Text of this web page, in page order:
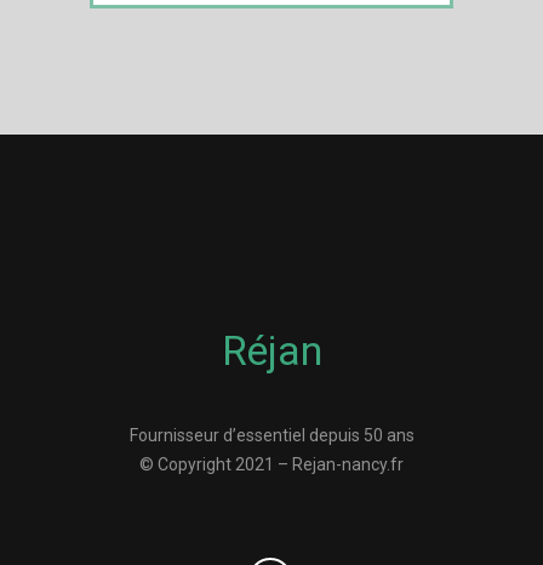
Réjan
Fournisseur d’essentiel depuis 50 ans
© Copyright 2021 – Rejan-nancy.fr